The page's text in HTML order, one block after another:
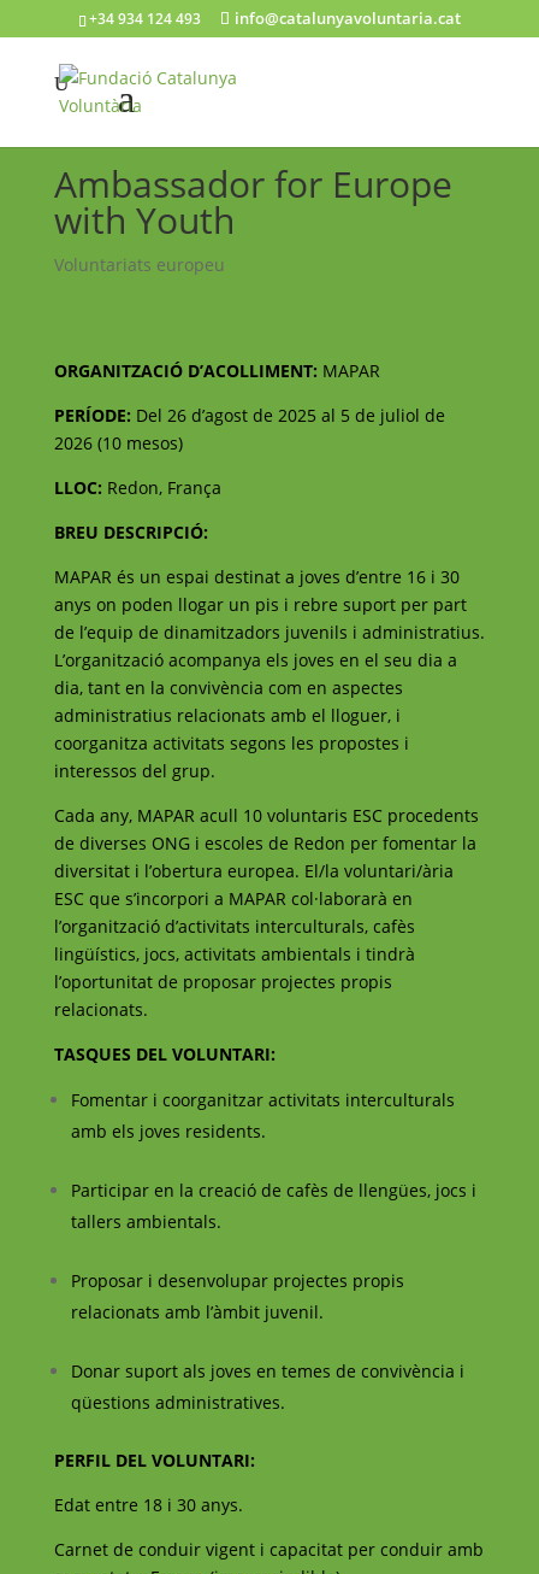
+34 934 124 493 info@catalunyavoluntaria.cat
Ambassador for Europe
with Youth
Voluntariats europeu
ORGANITZACIÓ D’ACOLLIMENT: MAPAR
PERÍODE: Del 26 d’agost de 2025 al 5 de juliol de
2026 (10 mesos)
LLOC: Redon, França
BREU DESCRIPCIÓ:
MAPAR és un espai destinat a joves d’entre 16 i 30
anys on poden llogar un pis i rebre suport per part
de l’equip de dinamitzadors juvenils i administratius.
L’organització acompanya els joves en el seu dia a
dia, tant en la convivència com en aspectes
administratius relacionats amb el lloguer, i
coorganitza activitats segons les propostes i
interessos del grup.
Cada any, MAPAR acull 10 voluntaris ESC procedents
de diverses ONG i escoles de Redon per fomentar la
diversitat i l’obertura europea. El/la voluntari/ària
ESC que s’incorpori a MAPAR col·laborarà en
l’organització d’activitats interculturals, cafès
lingüístics, jocs, activitats ambientals i tindrà
l’oportunitat de proposar projectes propis
relacionats.
TASQUES DEL VOLUNTARI:
Fomentar i coorganitzar activitats interculturals
amb els joves residents.
Participar en la creació de cafès de llengües, jocs i
tallers ambientals.
Proposar i desenvolupar projectes propis
relacionats amb l’àmbit juvenil.
Donar suport als joves en temes de convivència i
qüestions administratives.
PERFIL DEL VOLUNTARI:
Edat entre 18 i 30 anys.
Carnet de conduir vigent i capacitat per conduir amb